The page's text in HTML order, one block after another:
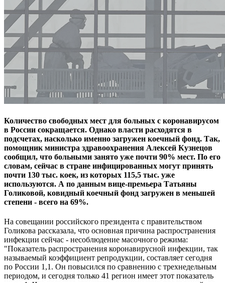
Количество свободных мест для больных с коронавирусом
в России сокращается. Однако власти расходятся в
подсчетах, насколько именно загружен коечный фонд. Так,
помощник министра здравоохранения Алексей Кузнецов
сообщил, что больными занято уже почти 90% мест. По его
словам, сейчас в стране инфицированных могут принять
почти 130 тыс. коек, из которых 115,5 тыс. уже
используются. А по данным вице-премьера Татьяны
Голиковой, ковидный коечный фонд загружен в меньшей
степени - всего на 69%.
На совещании российского президента с правительством
Голикова рассказала, что основная причина распространения
инфекции сейчас - несоблюдение масочного режима:
"Показатель распространения коронавирусной инфекции, так
называемый коэффициент репродукции, составляет сегодня
по России 1,1. Он повысился по сравнению с трехнедельным
периодом, и сегодня только 41 регион имеет этот показатель